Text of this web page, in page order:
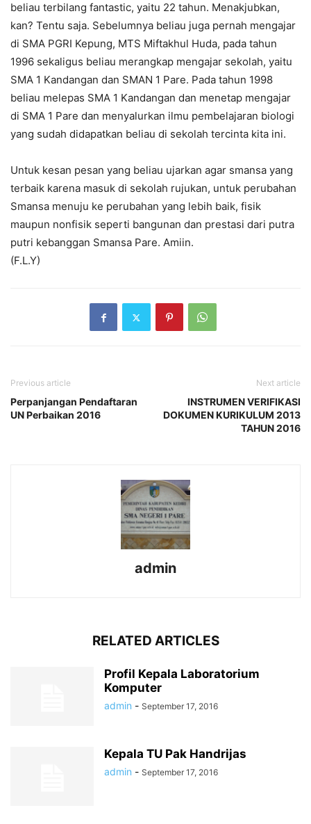
beliau terbilang fantastic, yaitu 22 tahun. Menakjubkan,
kan? Tentu saja. Sebelumnya beliau juga pernah mengajar
di SMA PGRI Kepung, MTS Miftakhul Huda, pada tahun
1996 sekaligus beliau merangkap mengajar sekolah, yaitu
SMA 1 Kandangan dan SMAN 1 Pare. Pada tahun 1998
beliau melepas SMA 1 Kandangan dan menetap mengajar
di SMA 1 Pare dan menyalurkan ilmu pembelajaran biologi
yang sudah didapatkan beliau di sekolah tercinta kita ini.
Untuk kesan pesan yang beliau ujarkan agar smansa yang
terbaik karena masuk di sekolah rujukan, untuk perubahan
Smansa menuju ke perubahan yang lebih baik, fisik
maupun nonfisik seperti bangunan dan prestasi dari putra
putri kebanggan Smansa Pare. Amiin.
(F.L.Y)
Previous article
Perpanjangan Pendaftaran
UN Perbaikan 2016
Next article
INSTRUMEN VERIFIKASI
DOKUMEN KURIKULUM 2013
TAHUN 2016
admin
RELATED ARTICLES
Profil Kepala Laboratorium
Komputer
admin - September 17, 2016
Kepala TU Pak Handrijas
admin - September 17, 2016